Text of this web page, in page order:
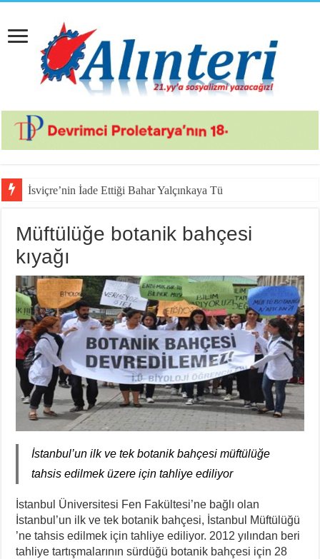
İsviçre’nin İade Ettiği Bahar Yalçınkaya Türkiye’de Tu
Müftülüğe botanik bahçesi
kıyağı
İstanbul’un ilk ve tek botanik bahçesi müftülüğe
tahsis edilmek üzere için tahliye ediliyor
İstanbul Üniversitesi Fen Fakültesi’ne bağlı olan
İstanbul’un ilk ve tek botanik bahçesi, İstanbul Müftülüğü
’ne tahsis edilmek için tahliye ediliyor. 2012 yılından beri
tahliye tartışmalarının sürdüğü botanik bahçesi için 28